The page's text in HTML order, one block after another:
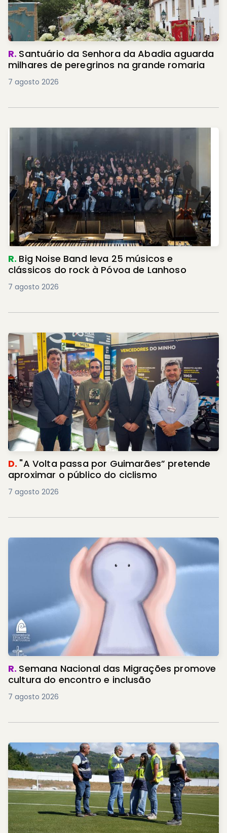
R. Santuário da Senhora da Abadia aguarda
milhares de peregrinos na grande romaria
7 agosto 2026
R. Big Noise Band leva 25 músicos e
clássicos do rock à Póvoa de Lanhoso
7 agosto 2026
D. "A Volta passa por Guimarães” pretende
aproximar o público do ciclismo
7 agosto 2026
R. Semana Nacional das Migrações promove
cultura do encontro e inclusão
7 agosto 2026